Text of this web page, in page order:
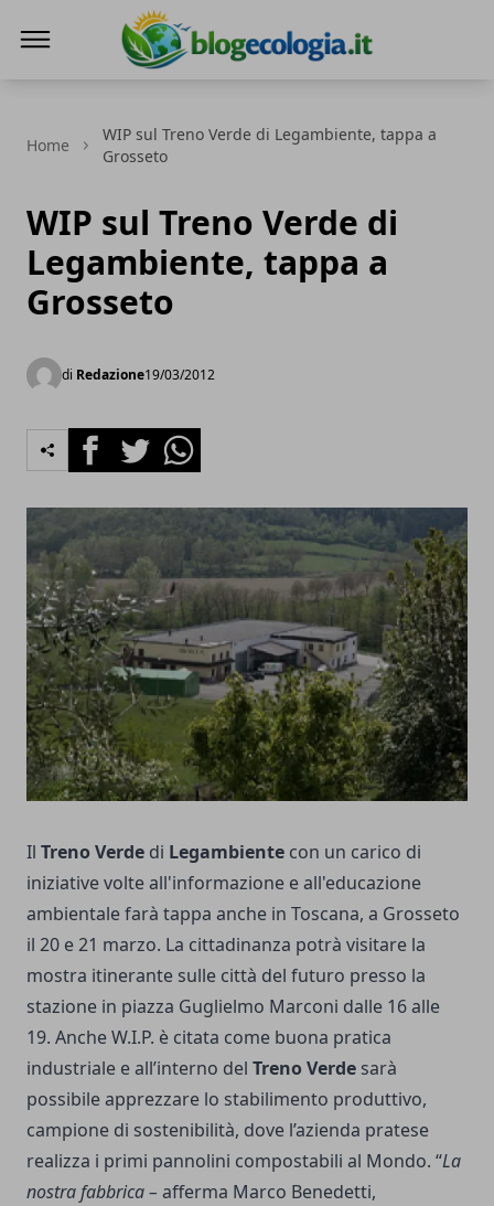
Home
WIP sul Treno Verde di Legambiente, tappa a
Grosseto
WIP sul Treno Verde di
Legambiente, tappa a
Grosseto
di Redazione19/03/2012
FacebookTwitterWhatsapp
Il Treno Verde di Legambiente con un carico di
iniziative volte all'informazione e all'educazione
ambientale farà tappa anche in Toscana, a Grosseto
il 20 e 21 marzo. La cittadinanza potrà visitare la
mostra itinerante sulle città del futuro presso la
stazione in piazza Guglielmo Marconi dalle 16 alle
19. Anche W.I.P. è citata come buona pratica
industriale e all’interno del Treno Verde sarà
possibile apprezzare lo stabilimento produttivo,
campione di sostenibilità, dove l’azienda pratese
realizza i primi pannolini compostabili al Mondo. “La
nostra fabbrica – afferma Marco Benedetti,